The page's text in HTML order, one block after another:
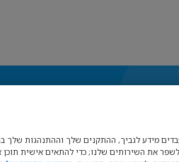
מידע לגביך, ההתקנים שלך וההתנהגות שלך
את השירותים שלנו; כדי להתאים אישית